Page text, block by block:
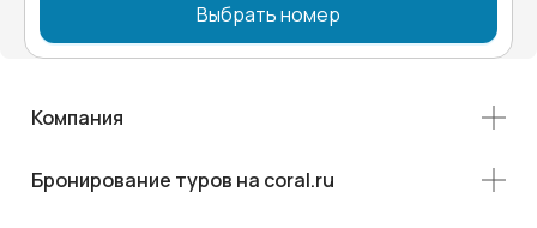
Выбрать номер
Компания
Бронирование туров на coral.ru